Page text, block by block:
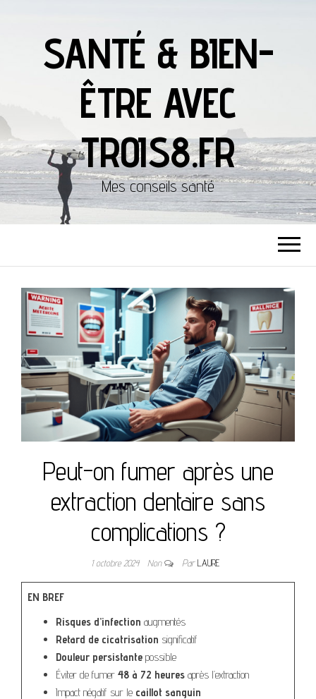
SANTÉ & BIEN-
ÊTRE AVEC
TROIS8.FR
Mes conseils santé
Peut-on fumer après une
extraction dentaire sans
complications ?
1 octobre 2024 Non ParLAURE
EN BREF
Risques d’infection augmentés
Retard de cicatrisation significatif
Douleur persistante possible
Éviter de fumer 48 à 72 heures après l’extraction
Impact négatif sur le caillot sanguin